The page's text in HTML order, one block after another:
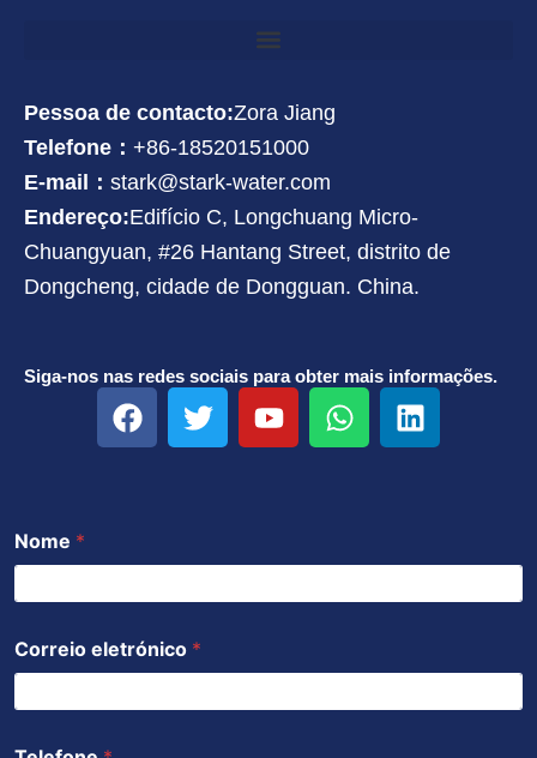
Pessoa de contacto:Zora Jiang
Telefone： +86-18520151000
E-mail： stark@stark-water.com
Endereço:Edifício C, Longchuang Micro-
Chuangyuan, #26 Hantang Street, distrito de
Dongcheng, cidade de Dongguan. China.
Siga-nos nas redes sociais para obter mais informações.
F
a
k
T
w
Y
o
W
h
p
L
i
n
Nome *
Correio eletrónico *